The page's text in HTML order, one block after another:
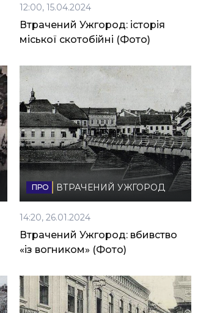
12:00, 15.04.2024
Втрачений Ужгород: історія
міської скотобійні (Фото)
ВТРАЧЕНИЙ УЖГОРОД
14:20, 26.01.2024
Втрачений Ужгород: вбивство
«із вогником» (Фото)